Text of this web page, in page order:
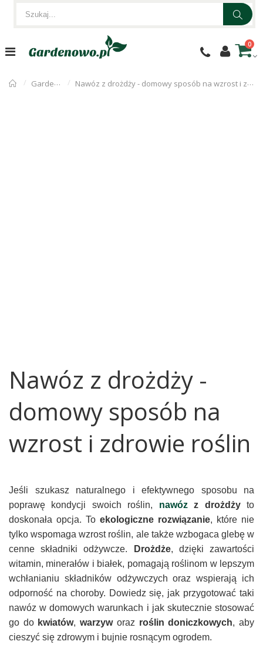
0
Gardenowo Nawóz z drożdży - domowy sposób na wzrost i zdrowie roślin
Nawóz z drożdży -
domowy sposób na
wzrost i zdrowie roślin
Jeśli szukasz naturalnego i efektywnego sposobu na
poprawę kondycji swoich roślin, nawózz drożdżyto
doskonała opcja. To ekologiczne rozwiązanie, które nie
tylko wspomaga wzrost roślin, ale także wzbogaca glebę w
cenne składniki odżywcze.
Drożdże, dzięki zawartości
witamin, minerałów i białek, pomagają roślinom w lepszym
wchłanianiu składników odżywczych oraz wspierają ich
odporność na choroby. Dowiedz się, jak przygotować taki
nawóz w domowych warunkach i jak skutecznie stosować
go do kwiatów,warzyworaz roślin doniczkowych, aby
cieszyć się zdrowym i bujnie rosnącym ogrodem.